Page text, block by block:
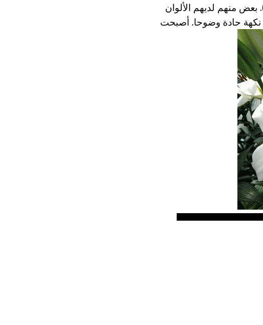
بعض منهم لديهم الألوان
نكهة حادة وضوحا. أصبحت